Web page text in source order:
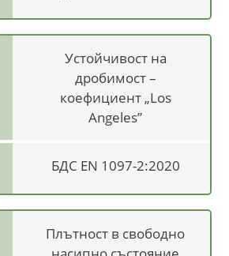
Устойчивост на
дробимост –
коефициент „Los
Angeles”
БДС EN 1097-2:2020
Плътност в свободно